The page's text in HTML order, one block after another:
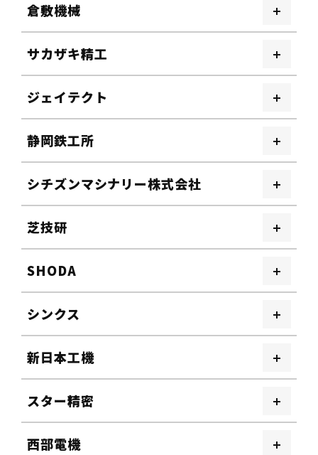
倉敷機械
サカザキ精工
ジェイテクト
静岡鉄工所
シチズンマシナリー株式会社
芝技研
SHODA
シンクス
新日本工機
スター精密
西部電機